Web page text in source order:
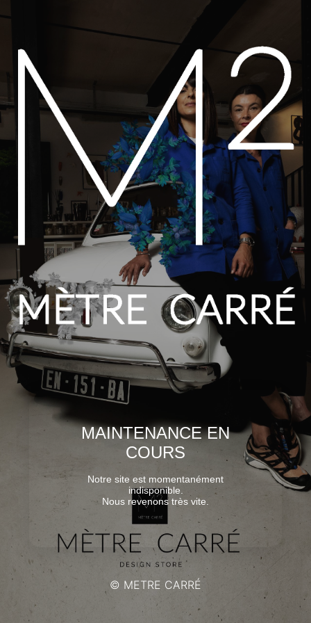
MAINTENANCE EN
COURS
Notre site est momentanément
indisponible.
Nous revenons très vite.
© METRE CARRÉ